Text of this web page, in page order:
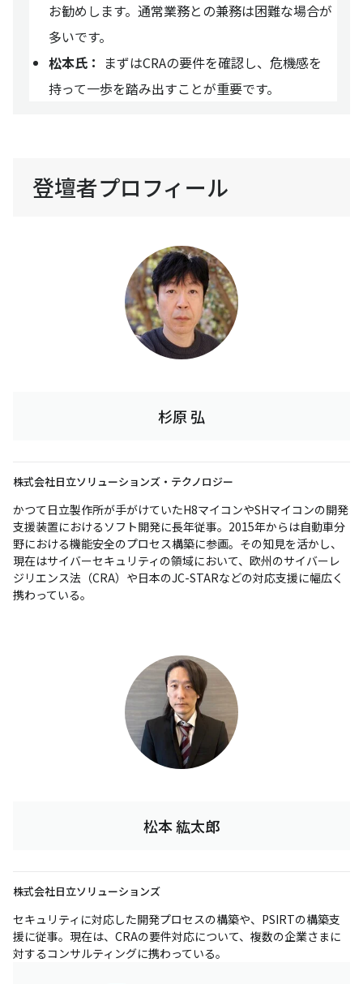
お勧めします。通常業務との兼務は困難な場合が
多いです。
松本氏： まずはCRAの要件を確認し、危機感を
持って一歩を踏み出すことが重要です。
登壇者プロフィール
杉原 弘
株式会社日立ソリューションズ・テクノロジー
かつて日立製作所が手がけていたH8マイコンやSHマイコンの開発
支援装置におけるソフト開発に長年従事。2015年からは自動車分
野における機能安全のプロセス構築に参画。その知見を活かし、
現在はサイバーセキュリティの領域において、欧州のサイバーレ
ジリエンス法（CRA）や日本のJC-STARなどの対応支援に幅広く
携わっている。
松本 紘太郎
株式会社日立ソリューションズ
セキュリティに対応した開発プロセスの構築や、PSIRTの構築支
援に従事。現在は、CRAの要件対応について、複数の企業さまに
対するコンサルティングに携わっている。